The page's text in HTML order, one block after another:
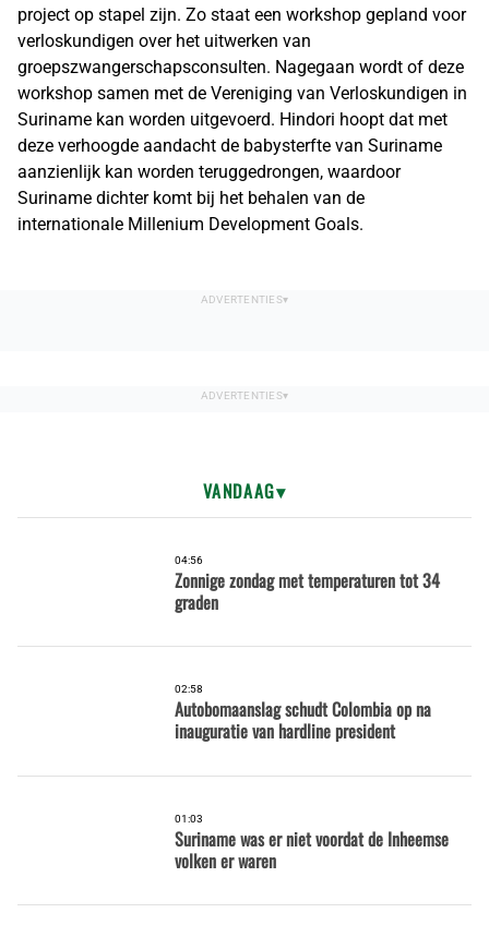
project op stapel zijn. Zo staat een workshop gepland voor
verloskundigen over het uitwerken van
groepszwangerschapsconsulten. Nagegaan wordt of deze
workshop samen met de Vereniging van Verloskundigen in
Suriname kan worden uitgevoerd. Hindori hoopt dat met
deze verhoogde aandacht de babysterfte van Suriname
aanzienlijk kan worden teruggedrongen, waardoor
Suriname dichter komt bij het behalen van de
internationale Millenium Development Goals.
VANDAAG
04:56
Zonnige zondag met temperaturen tot 34
graden
02:58
Autobomaanslag schudt Colombia op na
inauguratie van hardline president
01:03
Suriname was er niet voordat de Inheemse
volken er waren